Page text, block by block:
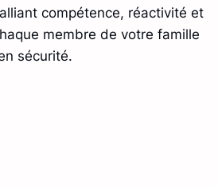
compétence, réactivité et
membre de votre famille
sécurité.